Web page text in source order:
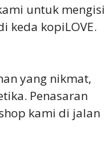
untuk mengisi
keda kopiLOVE.
yang nikmat,
Penasaran
kami di jalan